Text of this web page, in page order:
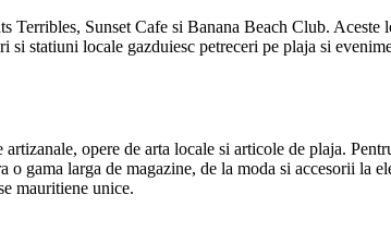
Sunset Cafe si Banana Beach Club. Aceste
statiuni locale gazduiesc petreceri pe plaja si
opere de arta locale si articole de plaja.
gama larga de magazine, de la moda si accesorii la
mauritiene unice.